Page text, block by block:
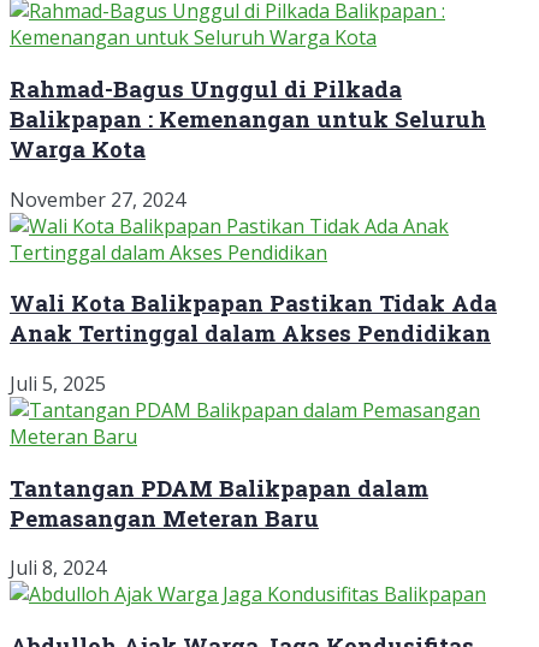
Rahmad-Bagus Unggul di Pilkada
Balikpapan : Kemenangan untuk Seluruh
Warga Kota
November 27, 2024
Wali Kota Balikpapan Pastikan Tidak Ada
Anak Tertinggal dalam Akses Pendidikan
Juli 5, 2025
Tantangan PDAM Balikpapan dalam
Pemasangan Meteran Baru
Juli 8, 2024